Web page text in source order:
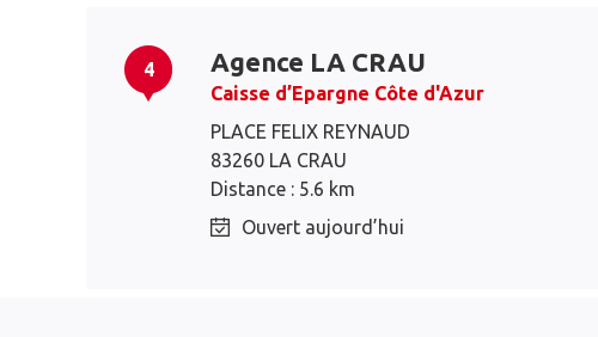
4 Agence LA CRAU
Caisse d’Epargne Côte d'Azur
PLACE FELIX REYNAUD
83260 LA CRAU
Distance : 5.6 km
Ouvert aujourd’hui